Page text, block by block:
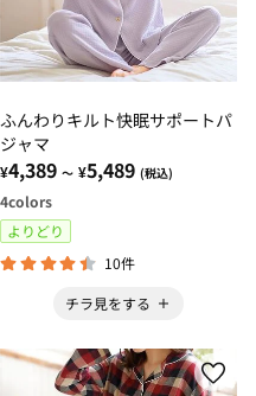
ふんわりキルト快眠サポートパ
ジャマ
¥4,389 ～ ¥5,489 (税込)
4colors
よりどり
10件
チラ見をする